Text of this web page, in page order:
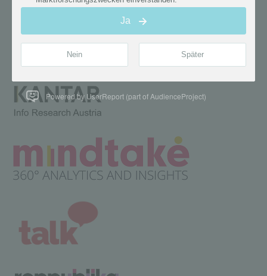
Powered by UserReport (part of AudienceProject)